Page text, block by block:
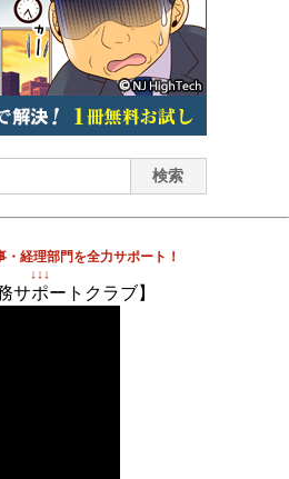
経理部門を全力サポート！
↓↓↓
サポートクラブ】